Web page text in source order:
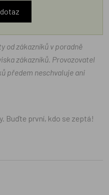
od zákazníků v poradně
zákazníků. Provozovatel
předem neschvaluje ani
Buďte první, kdo se zeptá!